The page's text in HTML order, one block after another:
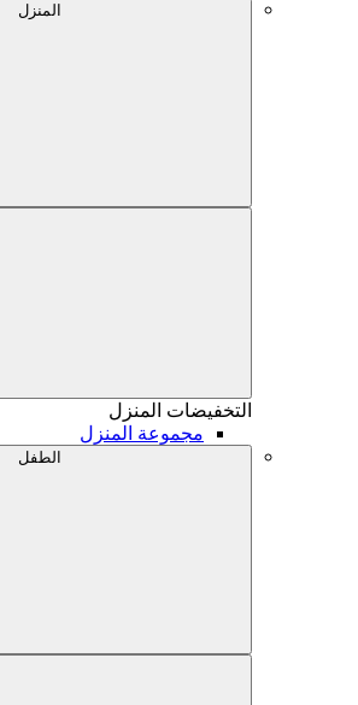
المنزل
التخفيضات المنزل
مجموعة المنزل
الطفل